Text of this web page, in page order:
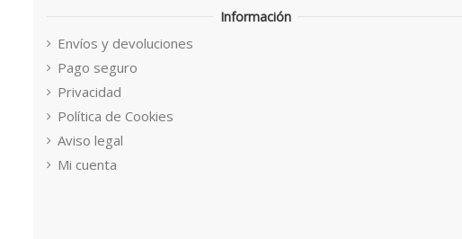
Información
Envíos y devoluciones
Pago seguro
Privacidad
Política de Cookies
Aviso legal
Mi cuenta